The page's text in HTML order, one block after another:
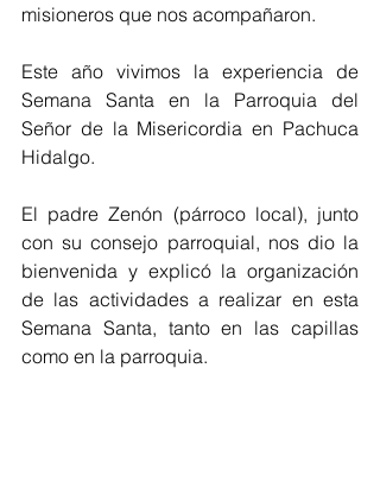
misioneros que nos acompañaron.
Este año vivimos la experiencia de
Semana Santa en la Parroquia del
Señor de la Misericordia en Pachuca
Hidalgo.
El padre Zenón (párroco local), junto
con su consejo parroquial, nos dio la
bienvenida y explicó la organización
de las actividades a realizar en esta
Semana Santa, tanto en las capillas
como en la parroquia.